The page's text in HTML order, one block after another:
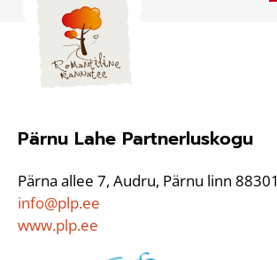
Pärnu Lahe Partnerluskogu
Pärna allee 7, Audru, Pärnu linn 88301
info@plp.ee
www.plp.ee